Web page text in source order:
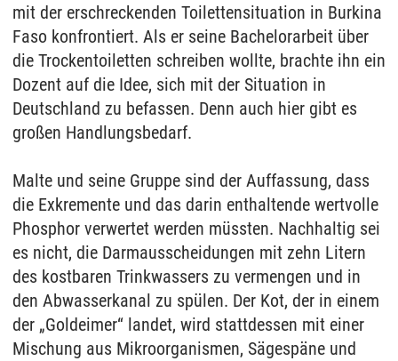
mit der erschreckenden Toilettensituation in Burkina
Faso konfrontiert. Als er seine Bachelorarbeit über
die Trockentoiletten schreiben wollte, brachte ihn ein
Dozent auf die Idee, sich mit der Situation in
Deutschland zu befassen. Denn auch hier gibt es
großen Handlungsbedarf.
Malte und seine Gruppe sind der Auffassung, dass
die Exkremente und das darin enthaltende wertvolle
Phosphor verwertet werden müssten. Nachhaltig sei
es nicht, die Darmausscheidungen mit zehn Litern
des kostbaren Trinkwassers zu vermengen und in
den Abwasserkanal zu spülen. Der Kot, der in einem
der „Goldeimer“ landet, wird stattdessen mit einer
Mischung aus Mikroorganismen, Sägespäne und